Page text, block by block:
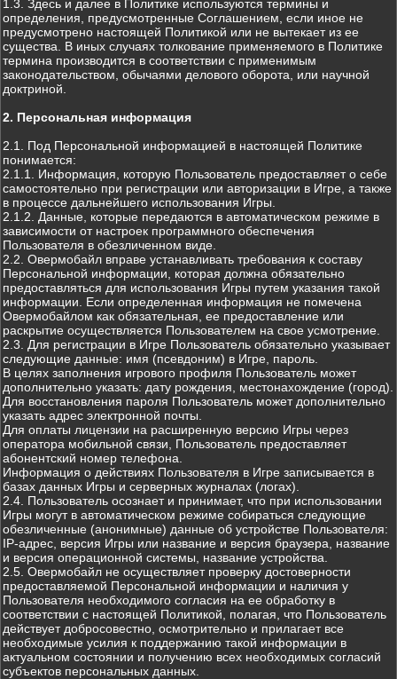
1.3. Здесь и далее в Политике используются термины и
определения, предусмотренные Соглашением, если иное не
предусмотрено настоящей Политикой или не вытекает из ее
существа. В иных случаях толкование применяемого в Политике
термина производится в соответствии с применимым
законодательством, обычаями делового оборота, или научной
доктриной.
2. Персональная информация
2.1. Под Персональной информацией в настоящей Политике
понимается:
2.1.1. Информация, которую Пользователь предоставляет о себе
самостоятельно при регистрации или авторизации в Игре, а также
в процессе дальнейшего использования Игры.
2.1.2. Данные, которые передаются в автоматическом режиме в
зависимости от настроек программного обеспечения
Пользователя в обезличенном виде.
2.2. Овермобайл вправе устанавливать требования к составу
Персональной информации, которая должна обязательно
предоставляться для использования Игры путем указания такой
информации. Если определенная информация не помечена
Овермобайлом как обязательная, ее предоставление или
раскрытие осуществляется Пользователем на свое усмотрение.
2.3. Для регистрации в Игре Пользователь обязательно указывает
следующие данные: имя (псевдоним) в Игре, пароль.
В целях заполнения игрового профиля Пользователь может
дополнительно указать: дату рождения, местонахождение (город).
Для восстановления пароля Пользователь может дополнительно
указать адрес электронной почты.
Для оплаты лицензии на расширенную версию Игры через
оператора мобильной связи, Пользователь предоставляет
абонентский номер телефона.
Информация о действиях Пользователя в Игре записывается в
базах данных Игры и серверных журналах (логах).
2.4. Пользователь осознает и принимает, что при использовании
Игры могут в автоматическом режиме собираться следующие
обезличенные (анонимные) данные об устройстве Пользователя:
IP-адрес, версия Игры или название и версия браузера, название
и версия операционной системы, название устройства.
2.5. Овермобайл не осуществляет проверку достоверности
предоставляемой Персональной информации и наличия у
Пользователя необходимого согласия на ее обработку в
соответствии с настоящей Политикой, полагая, что Пользователь
действует добросовестно, осмотрительно и прилагает все
необходимые усилия к поддержанию такой информации в
актуальном состоянии и получению всех необходимых согласий
субъектов персональных данных.